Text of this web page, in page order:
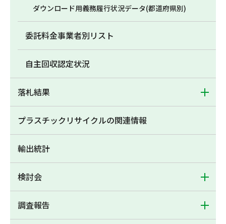
ダウンロード用義務履行状況データ(都道府県別)
委託料金事業者別リスト
自主回収認定状況
落札結果
プラスチックリサイクルの関連情報
輸出統計
検討会
調査報告